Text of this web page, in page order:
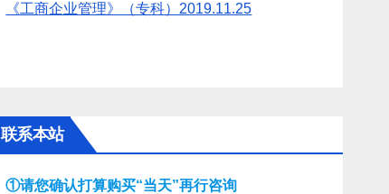
《工商企业管理》（专科）2019.11.25
联系本站
①请您确认打算购买“当天”再行咨询